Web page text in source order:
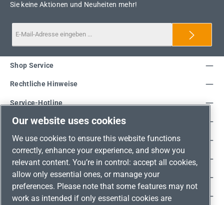
Sie keine Aktionen und Neuheiten mehr!
Service-Hotline
Shop Service
Rechtliche Hinweise
Unsere Vorteile
Versandarten
Zahlungsarten
Adresse
Umweltschutz & Partnerschaft
Our website uses cookies
We use cookies to ensure this website functions
correctly, enhance your experience, and show you
relevant content. You’re in control: accept all cookies,
allow only essential ones, or manage your
preferences. Please note that some features may not
work as intended if only essential cookies are